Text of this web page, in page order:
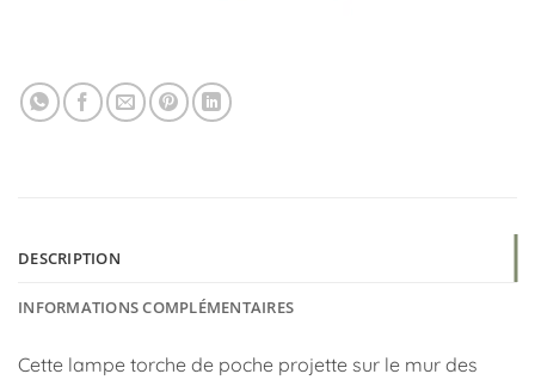
DESCRIPTION
INFORMATIONS COMPLÉMENTAIRES
Cette lampe torche de poche projette sur le mur des